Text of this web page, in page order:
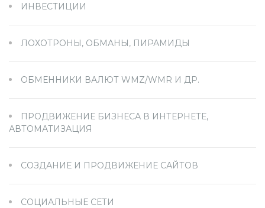
ИНВЕСТИЦИИ
ЛОХОТРОНЫ, ОБМАНЫ, ПИРАМИДЫ
ОБМЕННИКИ ВАЛЮТ WMZ/WMR И ДР.
ПРОДВИЖЕНИЕ БИЗНЕСА В ИНТЕРНЕТЕ,
АВТОМАТИЗАЦИЯ
СОЗДАНИЕ И ПРОДВИЖЕНИЕ САЙТОВ
СОЦИАЛЬНЫЕ СЕТИ